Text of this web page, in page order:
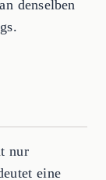
denselben
nur
eine